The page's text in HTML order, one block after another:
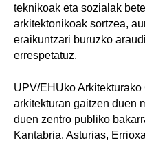
teknikoak eta sozialak
arkitektonikoak sortzea,
eraikuntzari buruzko
errespetatuz.
UPV/EHUko
arkitekturan gaitzen duen
duen zentro publiko
Kantabria, Asturias,